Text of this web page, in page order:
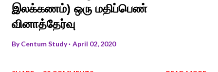
இலக்கணம்) ஒரு மதிப்பெண்
வினாத்தேர்வு
ByCentum Study April 02, 2020